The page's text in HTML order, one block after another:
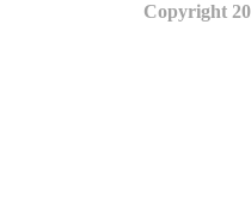
Copyright